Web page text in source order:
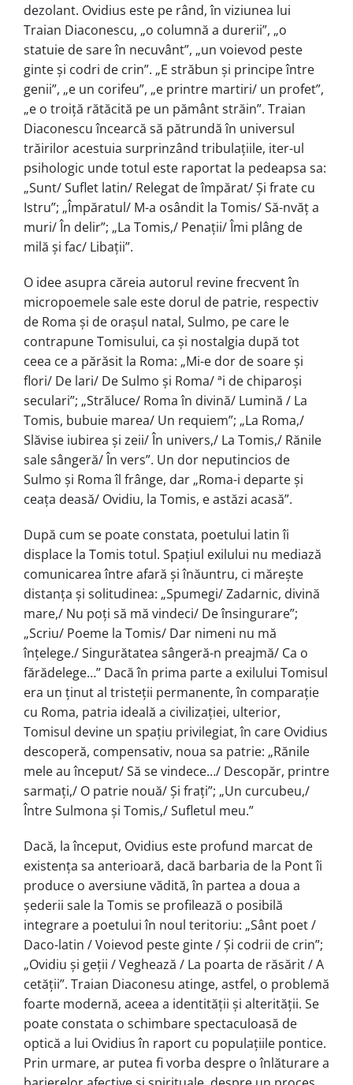
dezolant. Ovidius este pe rând, în viziunea lui
Traian Diaconescu, „o columnă a durerii”, „o
statuie de sare în necuvânt”, „un voievod peste
ginte și codri de crin”. „E străbun și principe între
genii”, „e un corifeu”, „e printre martiri/ un profet”,
„e o troiță rătăcită pe un pământ străin”. Traian
Diaconescu încearcă să pătrundă în universul
trăirilor acestuia surprinzând tribulațiile, iter-ul
psihologic unde totul este raportat la pedeapsa sa:
„Sunt/ Suflet latin/ Relegat de împărat/ Și frate cu
Istru”; „Împăratul/ M-a osândit la Tomis/ Să-nvăț a
muri/ În delir”; „La Tomis,/ Penații/ Îmi plâng de
milă și fac/ Libații”.
O idee asupra căreia autorul revine frecvent în
micropoemele sale este dorul de patrie, respectiv
de Roma și de orașul natal, Sulmo, pe care le
contrapune Tomisului, ca și nostalgia după tot
ceea ce a părăsit la Roma: „Mi-e dor de soare și
flori/ De lari/ De Sulmo și Roma/ ªi de chiparoși
seculari”; „Străluce/ Roma în divină/ Lumină / La
Tomis, bubuie marea/ Un requiem”; „La Roma,/
Slăvise iubirea și zeii/ În univers,/ La Tomis,/ Rănile
sale sângeră/ În vers”. Un dor neputincios de
Sulmo și Roma îl frânge, dar „Roma-i departe și
ceața deasă/ Ovidiu, la Tomis, e astăzi acasă”.
După cum se poate constata, poetului latin îi
displace la Tomis totul. Spațiul exilului nu mediază
comunicarea între afară și înăuntru, ci mărește
distanța și solitudinea: „Spumegi/ Zadarnic, divină
mare,/ Nu poți să mă vindeci/ De însingurare”;
„Scriu/ Poeme la Tomis/ Dar nimeni nu mă
înțelege./ Singurătatea sângeră-n preajmă/ Ca o
fărădelege…” Dacă în prima parte a exilului Tomisul
era un ținut al tristeții permanente, în comparație
cu Roma, patria ideală a civilizației, ulterior,
Tomisul devine un spațiu privilegiat, în care Ovidius
descoperă, compensativ, noua sa patrie: „Rănile
mele au început/ Să se vindece…/ Descopăr, printre
sarmați,/ O patrie nouă/ Și frați”; „Un curcubeu,/
Între Sulmona și Tomis,/ Sufletul meu.”
Dacă, la început, Ovidius este profund marcat de
existența sa anterioară, dacă barbaria de la Pont îi
produce o aversiune vădită, în partea a doua a
șederii sale la Tomis se profilează o posibilă
integrare a poetului în noul teritoriu: „Sânt poet /
Daco-latin / Voievod peste ginte / Și codrii de crin”;
„Ovidiu și geții / Veghează / La poarta de răsărit / A
cetății”. Traian Diaconesu atinge, astfel, o problemă
foarte modernă, aceea a identității și alterității. Se
poate constata o schimbare spectaculoasă de
optică a lui Ovidius în raport cu populațiile pontice.
Prin urmare, ar putea fi vorba despre o înlăturare a